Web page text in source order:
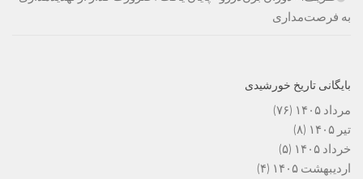
به فرصت‌مداری
بایگانی تاریخ خورشیدی
مرداد ۱۴۰۵
(۷۶)
تیر ۱۴۰۵
(۸)
خرداد ۱۴۰۵
(۵)
اردیبهشت ۱۴۰۵
(۴)